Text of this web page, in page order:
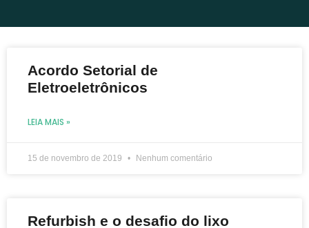
Acordo Setorial de
Eletroeletrônicos
LEIA MAIS »
15 de novembro de 2019 Nenhum comentário
Refurbish e o desafio do lixo